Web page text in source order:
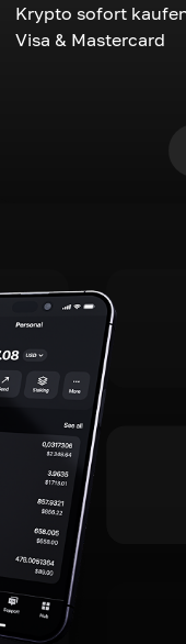
Krypto sofort
Visa & Mastercard